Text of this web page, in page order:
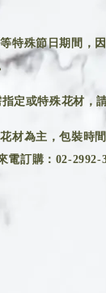
特殊節日期間，
定或特殊花材，
材為主，包裝時
電訂購：02-2992-